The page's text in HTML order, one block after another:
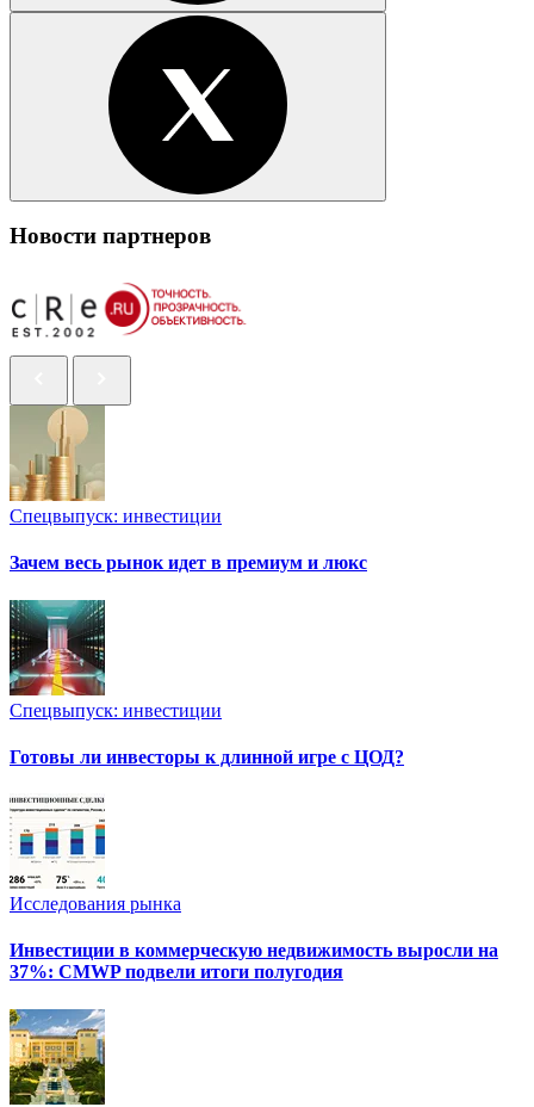
Новости партнеров
Спецвыпуск: инвестиции
Зачем весь рынок идет в премиум и люкс
Спецвыпуск: инвестиции
Готовы ли инвесторы к длинной игре с ЦОД?
Исследования рынка
Инвестиции в коммерческую недвижимость выросли на
37%: CMWP подвели итоги полугодия